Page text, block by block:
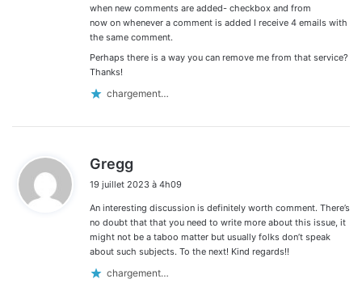
when new comments are added- checkbox and from
now on whenever a comment is added I receive 4 emails with
the same comment.
Perhaps there is a way you can remove me from that service?
Thanks!
chargement…
Gregg
t
:
19 juillet 2023 à 4h09
An interesting discussion is definitely worth comment. There’s
no doubt that that you need to write more about this issue, it
might not be a taboo matter but usually folks don’t speak
about such subjects. To the next! Kind regards!!
chargement…